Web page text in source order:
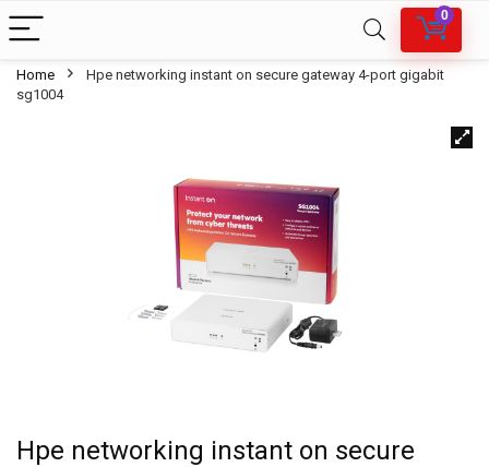
0
Home
Hpe networking instant on secure gateway 4-port gigabit
sg1004
Hpe networking instant on secure